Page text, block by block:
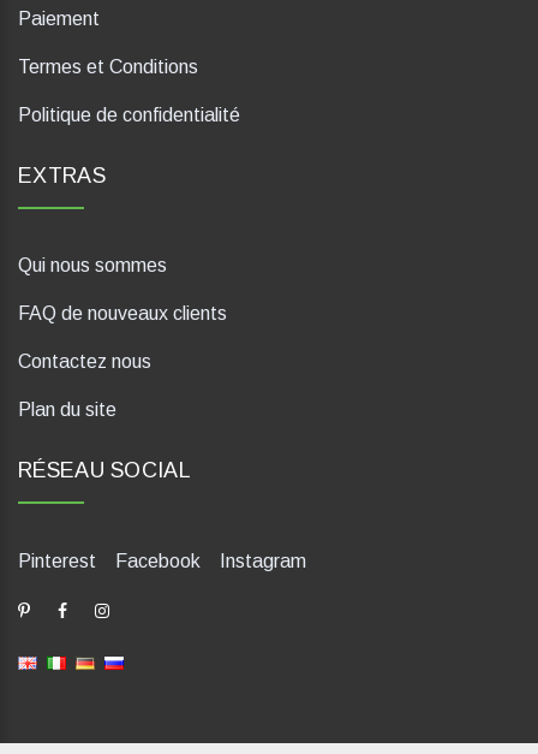
Paiement
Termes et Conditions
Politique de confidentialité
EXTRAS
Qui nous sommes
FAQ de nouveaux clients
Contactez nous
Plan du site
RÉSEAU SOCIAL
Pinterest Facebook Instagram